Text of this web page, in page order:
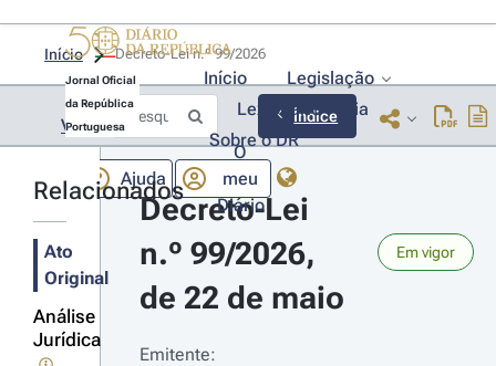
Jornal Oficial
da República
Portuguesa
Início
Legislação
Lexionário
Lia
Sobre o DR
Ajuda
O
meu
Diário
Início
Voltar Índice
Relacionados
Ato
Original
Análise
Jurídica
Decreto-Lei
n.º 99/2026,
de 22 de maio
Em vigor
Emitente: